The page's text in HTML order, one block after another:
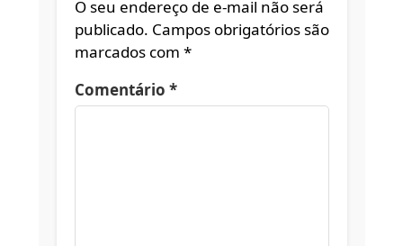
O seu endereço de e-mail não será
publicado. Campos obrigatórios são
marcados com *
Comentário *